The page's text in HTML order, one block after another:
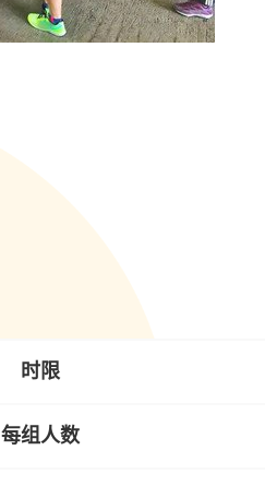
时限
每组人数